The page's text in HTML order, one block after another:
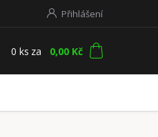
Přihlášení
0 ks za 0,00 Kč